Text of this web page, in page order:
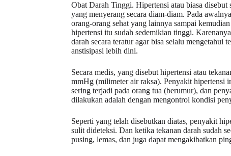
Obat Darah Tinggi. Hipertensi atau biasa
yang menyerang secara diam-diam. Pada
orang-orang sehat yang lainnya sampai
hipertensi itu sudah sedemikian tinggi.
darah secara teratur agar bisa selalu mengetahui
anstisipasi lebih dini.
Secara medis, yang disebut hipertensi atau
mmHg (milimeter air raksa). Penyakit hipertensi
sering terjadi pada orang tua (berumur), dan
dilakukan adalah dengan mengontrol kondisi
Seperti yang telah disebutkan diatas, penyakit
sulit dideteksi. Dan ketika tekanan darah sudah
pusing, lemas, dan juga dapat mengakibatkan